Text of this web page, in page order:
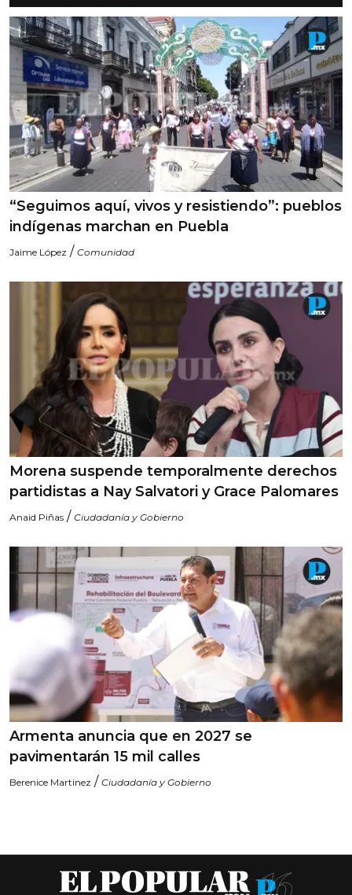
“Seguimos aquí, vivos y resistiendo”: pueblos
indígenas marchan en Puebla
Jaime López / Comunidad
Morena suspende temporalmente derechos
partidistas a Nay Salvatori y Grace Palomares
Anaid Piñas / Ciudadanía y Gobierno
Armenta anuncia que en 2027 se
pavimentarán 15 mil calles
Berenice Martinez / Ciudadanía y Gobierno